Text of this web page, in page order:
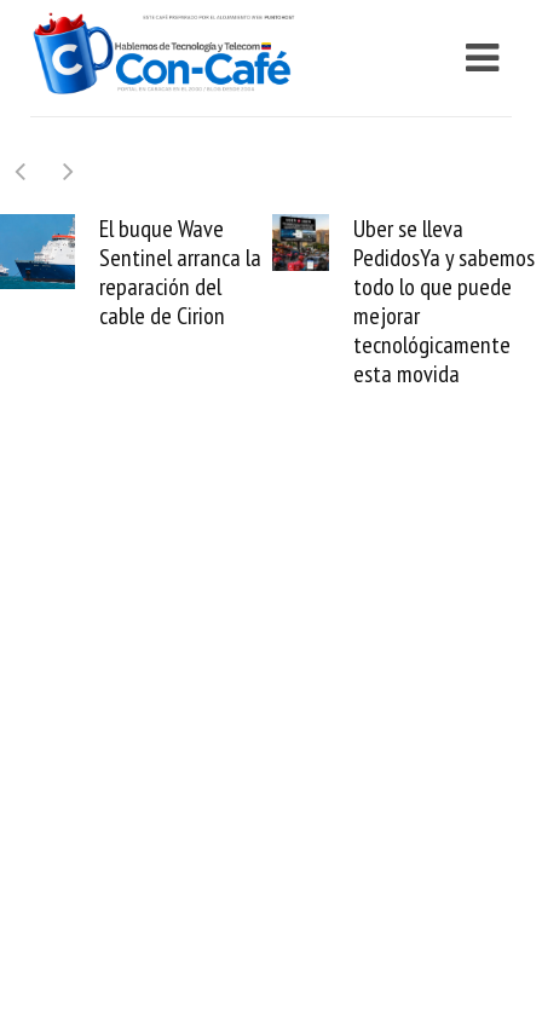
El buque Wave
Sentinel arranca la
reparación del
cable de Cirion
Uber se lleva
PedidosYa y sabemos
todo lo que puede
mejorar
tecnológicamente
esta movida